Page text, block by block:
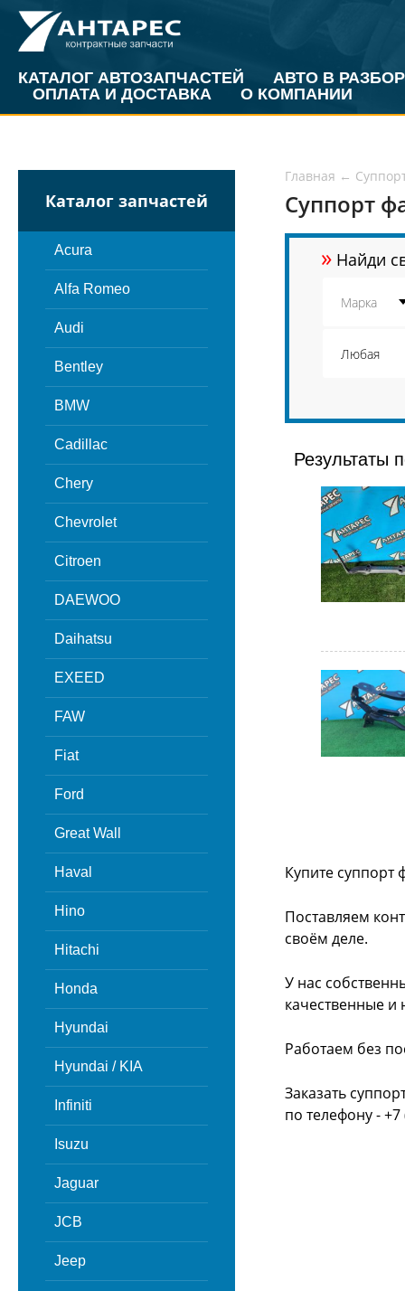
КАТАЛОГ АВТОЗАПЧАСТЕЙ
АВТО В РАЗБОР
ОПЛАТА И ДОСТАВКА
О КОМПАНИИ
Каталог запчастей
Acura
Alfa Romeo
Audi
Bentley
BMW
Cadillac
Chery
Chevrolet
Citroen
DAEWOO
Daihatsu
EXEED
FAW
Fiat
Ford
Great Wall
Haval
Hino
Hitachi
Honda
Hyundai
Hyundai / KIA
Infiniti
Isuzu
Jaguar
JCB
Jeep
Главная ←
Суппорт
» Найди
Результаты
Купите суппорт
Поставляем
своём деле.
У нас
качественные и
Работаем без
Заказать
по телефону -